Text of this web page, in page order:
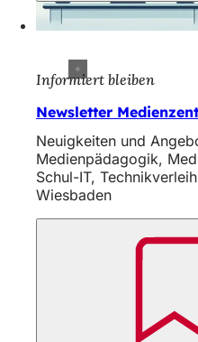
Informiert bleiben
Newsletter
Neuigkeiten und
Medienpädagogik,
Schul-IT,
Wiesbaden